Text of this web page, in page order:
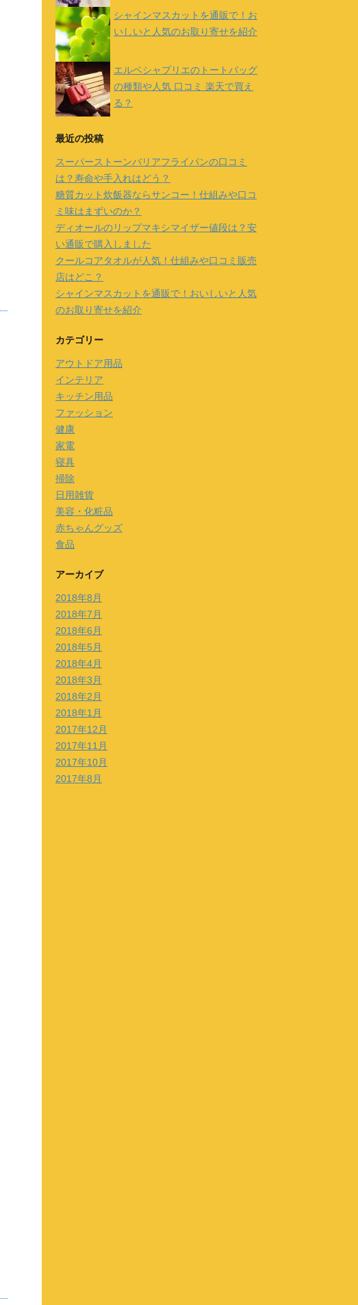
シャインマスカットを通販で！お
いしいと人気のお取り寄せを紹介
エルベシャプリエのトートバッグ
の種類や人気 口コミ 楽天で買え
る？
最近の投稿
スーパーストーンバリアフライパンの口コミ
は？寿命や手入れはどう？
糖質カット炊飯器ならサンコー！仕組みや口コ
ミ味はまずいのか？
ディオールのリップマキシマイザー値段は？安
い通販で購入しました
クールコアタオルが人気！仕組みや口コミ販売
店はどこ？
シャインマスカットを通販で！おいしいと人気
のお取り寄せを紹介
カテゴリー
アウトドア用品
インテリア
キッチン用品
ファッション
健康
家電
寝具
掃除
日用雑貨
美容・化粧品
赤ちゃんグッズ
食品
アーカイブ
2018年8月
2018年7月
2018年6月
2018年5月
2018年4月
2018年3月
2018年2月
2018年1月
2017年12月
2017年11月
2017年10月
2017年8月